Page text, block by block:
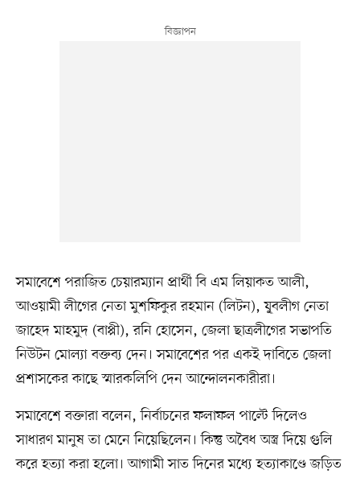
সমাবেশে পরাজিত চেয়ারম্যান প্রার্থী বি এম লিয়াকত আলী,
আওয়ামী লীগের নেতা মুশফিকুর রহমান (লিটন), যু্বলীগ নেতা
জাহেদ মাহমুদ (বাপ্পী), রনি হোসেন, জেলা ছাত্রলীগের সভাপতি
নিউটন মোল্যা বক্তব্য দেন। সমাবেশের পর একই দাবিতে জেলা
প্রশাসকের কাছে স্মারকলিপি দেন আন্দোলনকারীরা।
সমাবেশে বক্তারা বলেন, নির্বাচনের ফলাফল পাল্টে দিলেও
সাধারণ মানুষ তা মেনে নিয়েছিলেন। কিন্তু অবৈধ অস্ত্র দিয়ে গুলি
করে হত্যা করা হলো। আগামী সাত দিনের মধ্যে হত্যাকাণ্ডে জড়িত